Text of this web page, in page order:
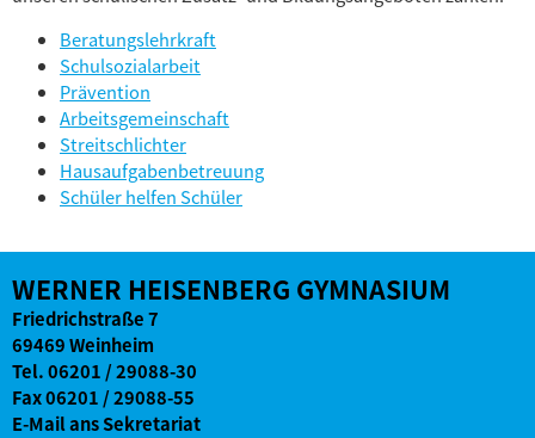
Beratungslehrkraft
Schulsozialarbeit
Prävention
Arbeitsgemeinschaft
Streitschlichter
Hausaufgabenbetreuung
Schüler helfen Schüler
WERNER HEISENBERG GYMNASIUM
Friedrichstraße 7
69469 Weinheim
Tel.06201 / 29088-30
Fax 06201 / 29088-55
E-Mail ans Sekretariat